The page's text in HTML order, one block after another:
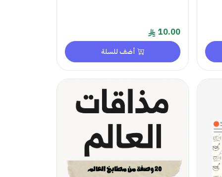
10.00
أضف للسلة